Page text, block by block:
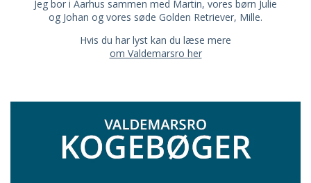
Jeg bor i Aarhus sammen med Martin, vores børn Julie
og Johan og vores søde Golden Retriever, Mille.
Hvis du har lyst kan du læse mere
om Valdemarsro her